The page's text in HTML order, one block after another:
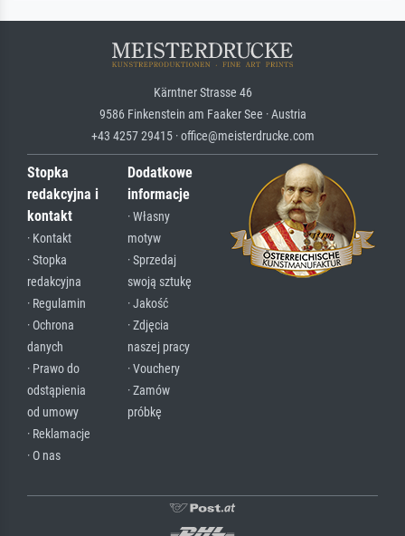
Kärntner Strasse 46
9586 Finkenstein am Faaker See · Austria
+43 4257 29415 · office@meisterdrucke.com
Stopka
redakcyjna i
kontakt
· Kontakt
· Stopka
redakcyjna
· Regulamin
· Ochrona
danych
· Prawo do
odstąpienia
od umowy
· Reklamacje
· O nas
Dodatkowe
informacje
· Własny
motyw
· Sprzedaj
swoją sztukę
· Jakość
· Zdjęcia
naszej pracy
· Vouchery
· Zamów
próbkę